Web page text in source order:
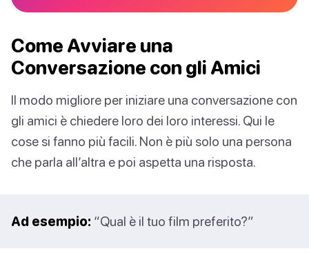
Come Avviare una
Conversazione con gli Amici
Il modo migliore per iniziare una conversazione con
gli amici è chiedere loro dei loro interessi. Qui le
cose si fanno più facili. Non è più solo una persona
che parla all’altra e poi aspetta una risposta.
Ad esempio: “Qual è il tuo film preferito?”